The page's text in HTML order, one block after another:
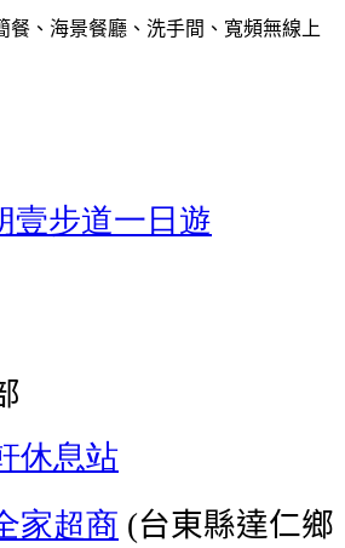
餐、海景餐廳、洗手間、寬頻無線上
壹步道一日遊
休息站
家超商 (台東縣達仁鄉